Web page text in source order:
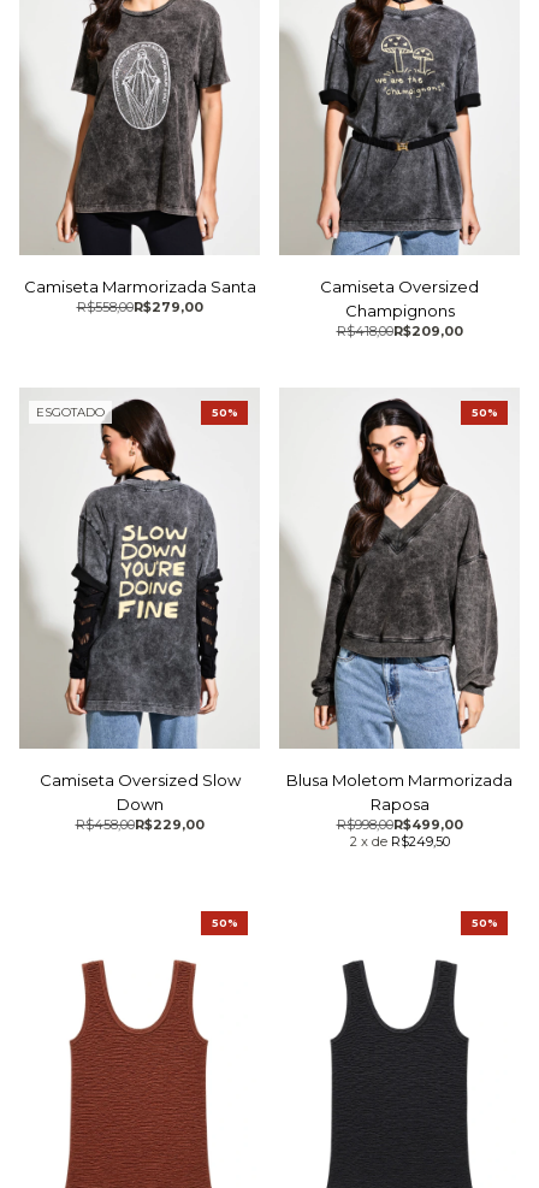
Camiseta Marmorizada Santa
R$279,00
R$558,00
Camiseta Oversized
Champignons
R$209,00
R$418,00
ESGOTADO
Camiseta Oversized Slow
Down
R$229,00
R$458,00
50%
Blusa Moletom Marmorizada
Raposa
R$499,00
R$998,00
2 x de R$249,50
50%
50% 50%